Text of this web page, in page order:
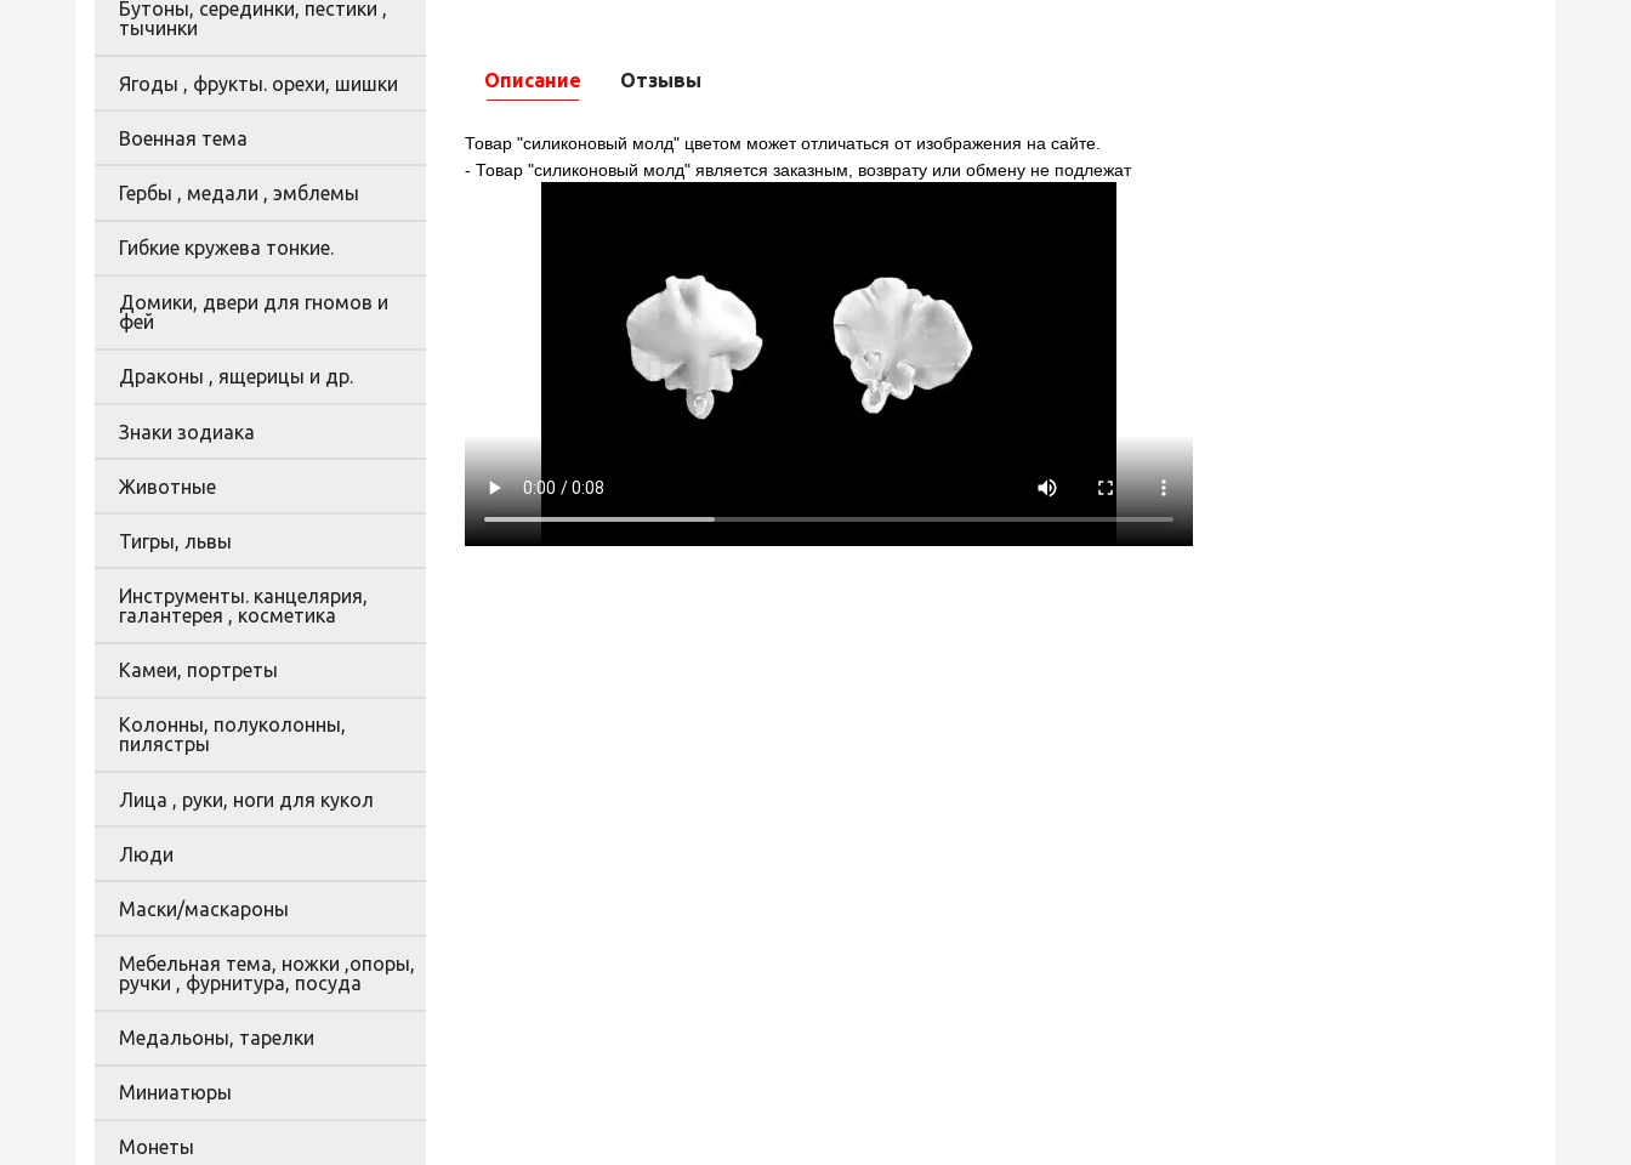
Описание
Товар "силиконовый молд" цветом может отличаться от изображения на сайте.
- Товар "силиконовый молд" является заказным, возврату или обмену не подлежат
Отзывы
Бутоны, серединки, пестики ,
тычинки
Ягоды , фрукты. орехи, шишки
Военная тема
Гербы , медали , эмблемы
Гибкие кружева тонкие.
Домики, двери для гномов и
фей
Драконы , ящерицы и др.
Знаки зодиака
Животные
Тигры, львы
Инструменты. канцелярия,
галантерея , косметика
Камеи, портреты
Колонны, полуколонны,
пилястры
Лица , руки, ноги для кукол
Люди
Маски/маскароны
Мебельная тема, ножки ,опоры,
ручки , фурнитура, посуда
Медальоны, тарелки
Миниатюры
Монеты